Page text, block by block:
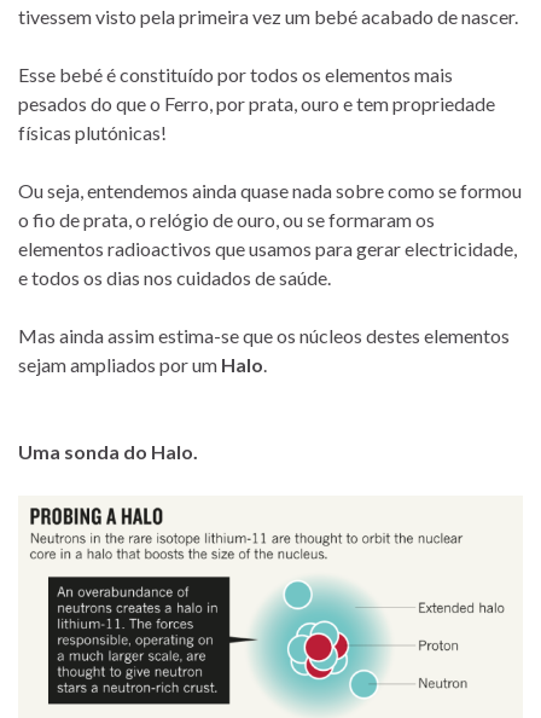
tivessem visto pela primeira vez um bebé acabado de nascer.
Esse bebé é constituído por todos os elementos mais
pesados do que o Ferro, por prata, ouro e tem propriedade
físicas plutónicas!
Ou seja, entendemos ainda quase nada sobre como se formou
o fio de prata, o relógio de ouro, ou se formaram os
elementos radioactivos que usamos para gerar electricidade,
e todos os dias nos cuidados de saúde.
Mas ainda assim estima-se que os núcleos destes elementos
sejam ampliados por um Halo.
Uma sonda do Halo.